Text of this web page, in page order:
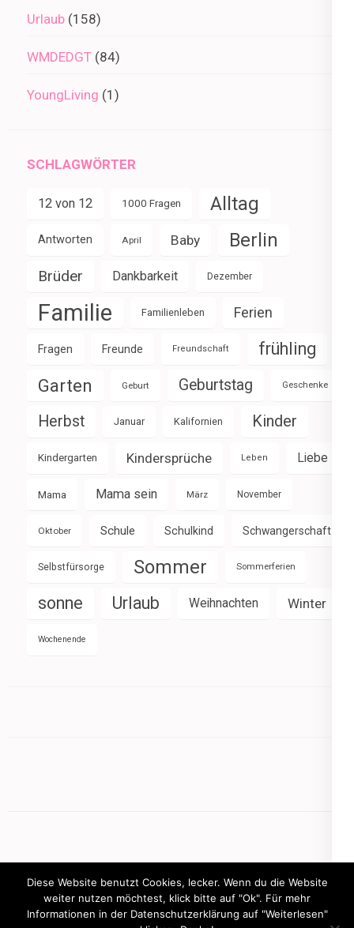
Urlaub (158)
WMDEDGT (84)
YoungLiving (1)
SCHLAGWÖRTER
12 von 12 1000 Fragen Alltag
Antworten April Baby Berlin
Brüder Dankbarkeit Dezember
Familie Familienleben Ferien
Fragen Freunde Freundschaft frühling
Garten Geburt Geburtstag Geschenke
Herbst Januar Kalifornien Kinder
Kindergarten Kindersprüche Leben Liebe
Mama Mama sein März November
Oktober Schule Schulkind Schwangerschaft
Selbstfürsorge Sommer Sommerferien
sonne Urlaub Weihnachten Winter
Wochenende
Diese Website benutzt Cookies, lecker. Wenn du die Website
weiter nutzen möchtest, klick bitte auf "Ok". Für mehr
Informationen in der Datenschutzerklärung auf "Weiterlesen"